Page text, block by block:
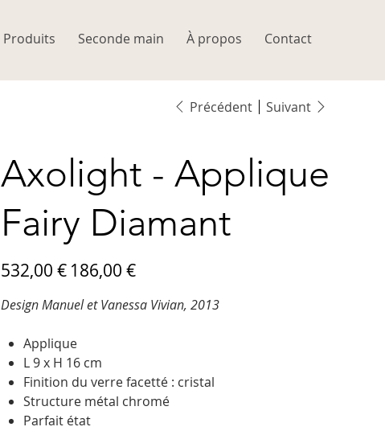
Produits Seconde main À propos Contact
Précédent Suivant
Axolight - Applique
Fairy Diamant
d’origine
532,00 € promotionnel
186,00 €
Design Manuel et Vanessa Vivian, 2013
Applique
L 9 x H 16 cm
Finition du verre facetté : cristal
Structure métal chromé
Parfait état